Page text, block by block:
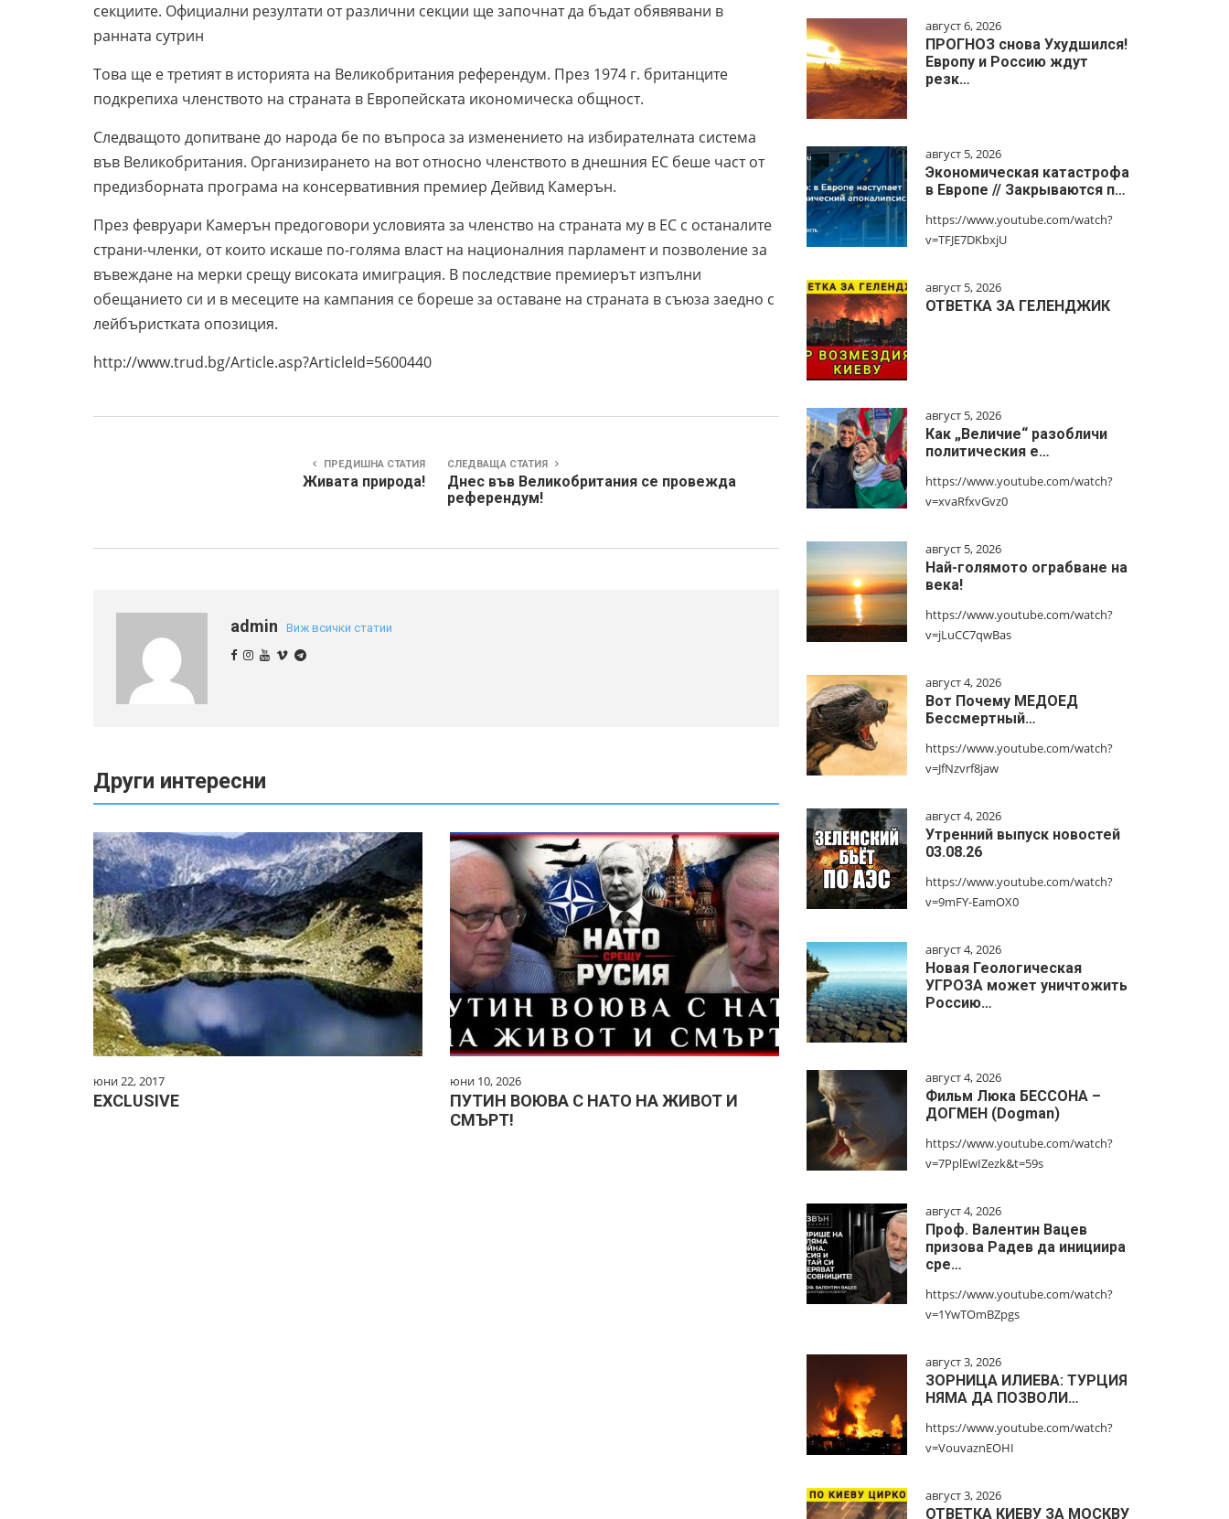
секциите. Официални резултати от различни секции ще започнат да бъдат обявявани в
ранната сутрин
Това ще е третият в историята на Великобритания референдум. През 1974 г. британците
подкрепиха членството на страната в Европейската икономическа общност.
Следващото допитване до народа бе по въпроса за изменението на избирателната система
във Великобритания. Организирането на вот относно членството в днешния ЕС беше част от
предизборната програма на консервативния премиер Дейвид Камерън.
През февруари Камерън предоговори условията за членство на страната му в ЕС с останалите
страни-членки, от които искаше по-голяма власт на националния парламент и позволение за
въвеждане на мерки срещу високата имиграция. В последствие премиерът изпълни
обещанието си и в месеците на кампания се бореше за оставане на страната в съюза заедно с
лейбъристката опозиция.
http://www.trud.bg/Article.asp?ArticleId=5600440
ПРЕДИШНА СТАТИЯ
Живата природа!
СЛЕДВАЩА СТАТИЯ
Днес във Великобритания се провежда
референдум!
admin Виж всички статии
Други интересни
юни 22, 2017
EXCLUSIVE
юни 10, 2026
ПУТИН ВОЮВА С НАТО НА ЖИВОТ И
СМЪРТ!
август 6, 2026
ПРОГНОЗ снова Ухудшился!
Европу и Россию ждут
резк…
август 5, 2026
Экономическая катастрофа
в Европе // Закрываются п…
https://www.youtube.com/watch?
v=TFJE7DKbxjU
август 5, 2026
ОТВЕТКА ЗА ГЕЛЕНДЖИК
август 5, 2026
Как „Величие“ разобличи
политическия е…
https://www.youtube.com/watch?
v=xvaRfxvGvz0
август 5, 2026
Най-голямото ограбване на
века!
https://www.youtube.com/watch?
v=jLuCC7qwBas
август 4, 2026
Вот Почему МЕДОЕД
Бессмертный…
https://www.youtube.com/watch?
v=JfNzvrf8jaw
август 4, 2026
Утренний выпуск новостей
03.08.26
https://www.youtube.com/watch?
v=9mFY-EamOX0
август 4, 2026
Новая Геологическая
УГРОЗА может уничтожить
Россию…
август 4, 2026
Фильм Люка БЕССОНА –
ДОГМЕН (Dogman)
https://www.youtube.com/watch?
v=7PplEwIZezk&t=59s
август 4, 2026
Проф. Валентин Вацев
призова Радев да инициира
сре…
https://www.youtube.com/watch?
v=1YwTOmBZpgs
август 3, 2026
ЗОРНИЦА ИЛИЕВА: ТУРЦИЯ
НЯМА ДА ПОЗВОЛИ…
https://www.youtube.com/watch?
v=VouvaznEOHI
август 3, 2026
ОТВЕТКА КИЕВУ ЗА МОСКВУ